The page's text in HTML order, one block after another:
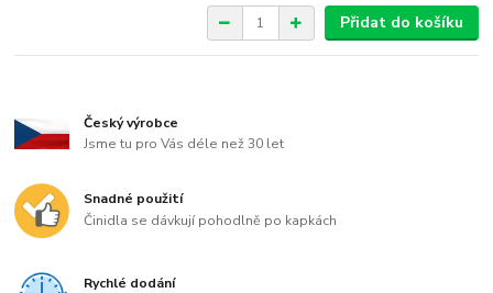
Přidat do košíku
Český výrobce
Jsme tu pro Vás déle než 30 let
Snadné použití
Činidla se dávkují pohodlně po kapkách
Rychlé dodání